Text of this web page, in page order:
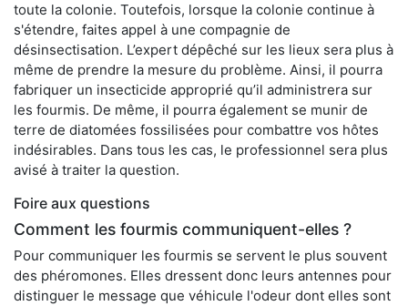
toute la colonie. Toutefois, lorsque la colonie continue à
s'étendre, faites appel à une compagnie de
désinsectisation. L’expert dépêché sur les lieux sera plus à
même de prendre la mesure du problème. Ainsi, il pourra
fabriquer un insecticide approprié qu’il administrera sur
les fourmis. De même, il pourra également se munir de
terre de diatomées fossilisées pour combattre vos hôtes
indésirables. Dans tous les cas, le professionnel sera plus
avisé à traiter la question.
Foire aux questions
Comment les fourmis communiquent-elles ?
Pour communiquer les fourmis se servent le plus souvent
des phéromones. Elles dressent donc leurs antennes pour
distinguer le message que véhicule l'odeur dont elles sont